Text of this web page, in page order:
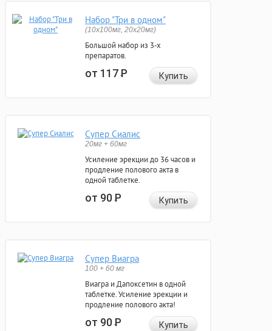
Набор "Три в одном"
(10x100мг, 20x20мг)
Большой набор из 3-х
препаратов.
от 117Р Купить
Супер Сиалис
20мг + 60мг
Усиление эрекции до 36 часов и
продление полового акта в
одной таблетке.
от 90Р Купить
Супер Виагра
100 + 60 мг
Виагра и Дапоксетин в одной
таблетке. Усиление эрекции и
продление полового акта!
от 90Р Купить